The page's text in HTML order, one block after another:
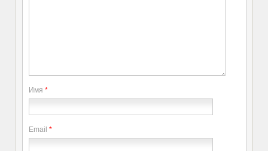
Имя *
Email *